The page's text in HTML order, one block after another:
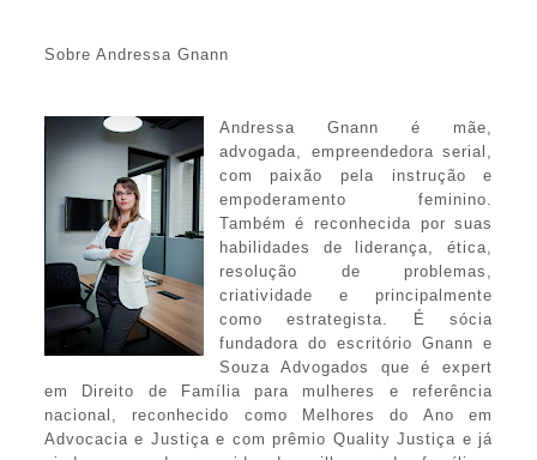
Sobre Andressa Gnann
Andressa Gnann é mãe,
advogada, empreendedora serial,
com paixão pela instrução e
empoderamento feminino.
Também é reconhecida por suas
habilidades de liderança, ética,
resolução de problemas,
criatividade e principalmente
como estrategista. É sócia
fundadora do escritório Gnann e
Souza Advogados que é expert
em Direito de Família para mulheres e referência
nacional, reconhecido como Melhores do Ano em
Advocacia e Justiça e com prêmio Quality Justiça e já